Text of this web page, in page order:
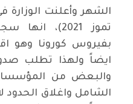
ايضاً ولهذا تطلب
والبعض من
الشامل واغلاق الحدود